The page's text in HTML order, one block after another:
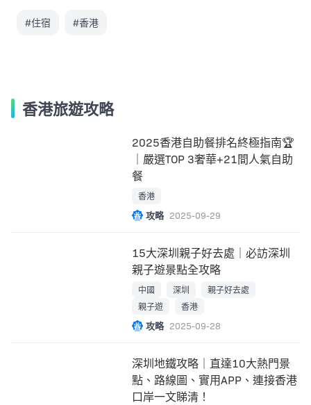
#住宿 #香港
香港旅遊攻略
2025香港自助餐排名終極指南🏆
｜嚴選TOP 3奢華+21間人氣自助
餐
香港
攻略 2025-09-29
15大深圳親子好去處｜必訪深圳
親子遊景點全攻略
中國 深圳
親子好去處
親子遊
香港
攻略 2025-09-28
深圳地鐵攻略｜直達10大熱門景
點、路線圖、實用APP、連接香港
口岸一文睇清！